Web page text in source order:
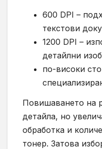
600 DPI –
текстови
1200 DPI –
детайлни
по-високи
Повишаването на
детайла, но
обработка и
тонер. Затова